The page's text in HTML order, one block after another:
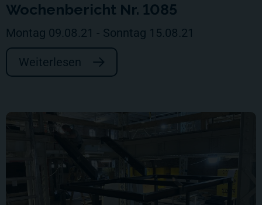
Wochenbericht Nr. 1085
Montag 09.08.21 - Sonntag 15.08.21
Weiterlesen